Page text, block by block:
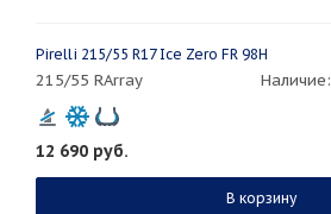
Pirelli 215/55 R17 Ice Zero FR 98H
215/55 RArray Наличие:
12 690 руб.
В корзину